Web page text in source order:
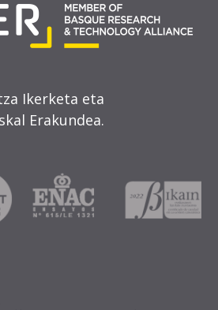
Ikerketa eta
Erakundea.